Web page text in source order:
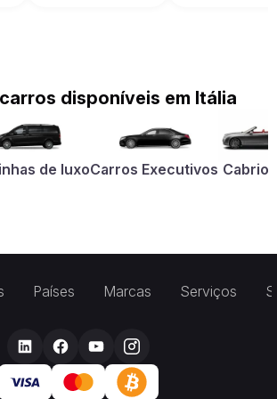
disponíveis em Itália
de luxoCarros Executivos
Países Marcas Serviços